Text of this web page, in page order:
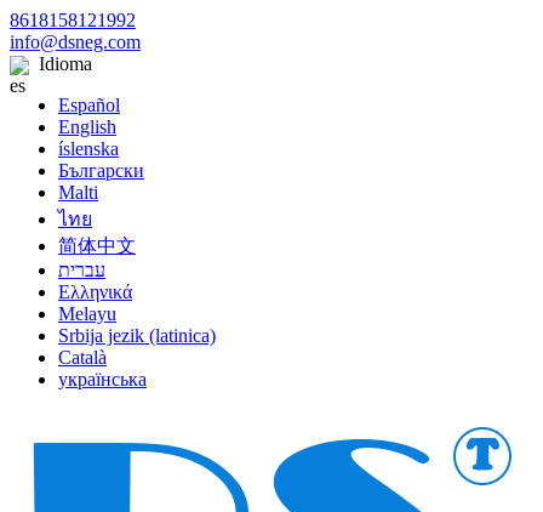
8618158121992
info@dsneg.com
Idioma
Español
English
íslenska
Български
Malti
ไทย
简体中文
עברית
Ελληνικά
Melayu
Srbija jezik (latinica)
Català
українська